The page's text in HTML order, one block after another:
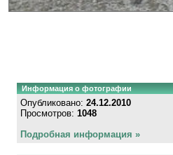
Информация о фотографии
Опубликовано: 24.12.2010
Просмотров: 1048
Подробная информация »